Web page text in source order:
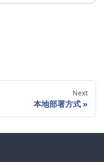
Next
本地部署方式